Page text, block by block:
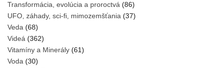
Transformácia, evolúcia a proroctvá (86)
UFO, záhady, sci-fi, mimozemšťania (37)
Veda (68)
Videá (362)
Vitamíny a Minerály (61)
Voda (30)